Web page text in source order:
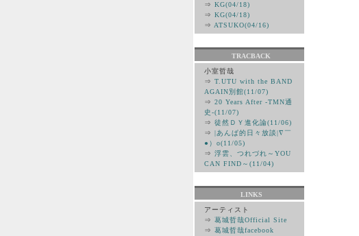
⇒ KG(04/18)
⇒ KG(04/18)
⇒ ATSUKO(04/16)
TRACBACK
小室哲哉
⇒ T.UTU with the BAND
AGAIN別館(11/07)
⇒ 20 Years After -TMN通
史-(11/07)
⇒ 徒然ＤＹ進化論(11/06)
⇒ |あんぱ的日々放談|∇￣
●）ο(11/05)
⇒ 浮雲、つれづれ～YOU
CAN FIND～(11/04)
LINKS
アーティスト
⇒ 葛城哲哉Official Site
⇒ 葛城哲哉facebook